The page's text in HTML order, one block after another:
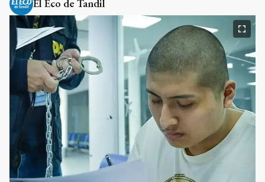
El Eco de Tandil